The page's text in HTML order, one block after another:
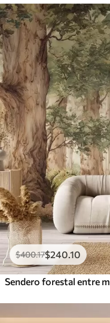
$400.17$240 .10